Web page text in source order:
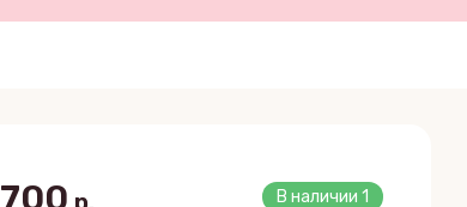
В наличии 1